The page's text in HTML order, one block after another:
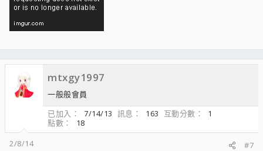
mtxgy1997
一般般會員
已加入
7/14/13 訊息 163 互動分數
1
點數
18
2/8/14
#7